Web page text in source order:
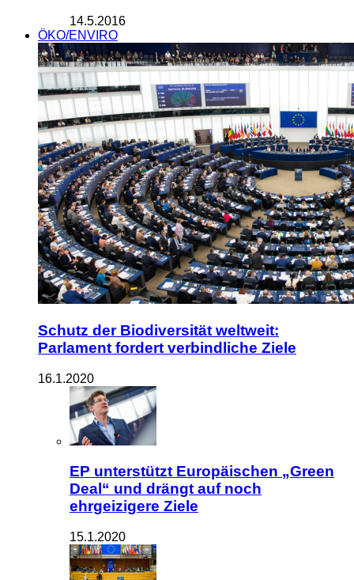
14.5.2016
ÖKO/ENVIRO
Schutz der Biodiversität weltweit:
Parlament fordert verbindliche Ziele
16.1.2020
EP unterstützt Europäischen „Green
Deal“ und drängt auf noch
ehrgeizigere Ziele
15.1.2020